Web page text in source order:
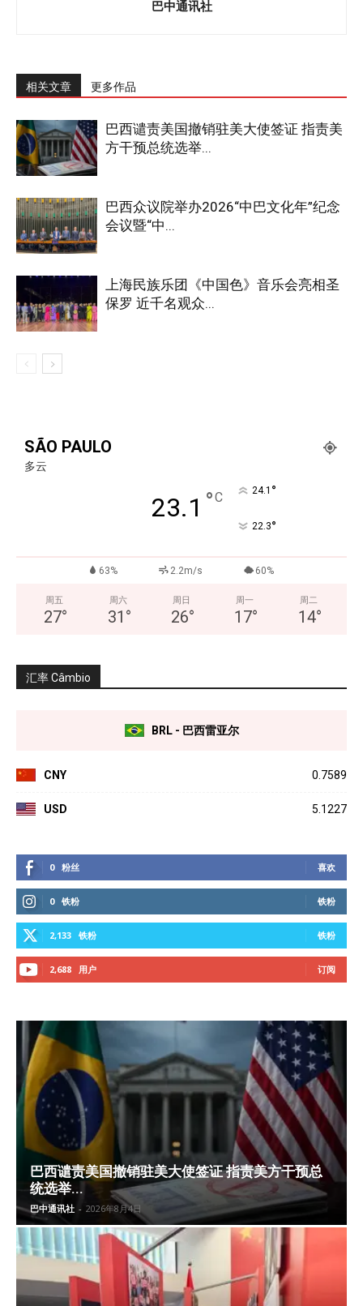
巴中通讯社
相关文章 更多作品
巴西谴责美国撤销驻美大使签证 指责美
方干预总统选举...
巴西众议院举办2026“中巴文化年”纪念
会议暨“中...
上海民族乐团《中国色》音乐会亮相圣
保罗 近千名观众...
SÃO PAULO
多云
23.1 °C 24.1 °
22.3°
63% 2.2m/s 60%
周五
27°
周六
31 °
周日
26°
周一
17°
周二
14°
汇率 Câmbio
BRL - 巴西雷亚尔
CNY 0.7589
USD 5.1227
0 粉丝 喜欢
0 铁粉 铁粉
2,133 铁粉 铁粉
2,688 用户 订阅
巴西谴责美国撤销驻美大使签证 指责美方干预总
统选举...
巴中通讯社 - 2026年8月4日